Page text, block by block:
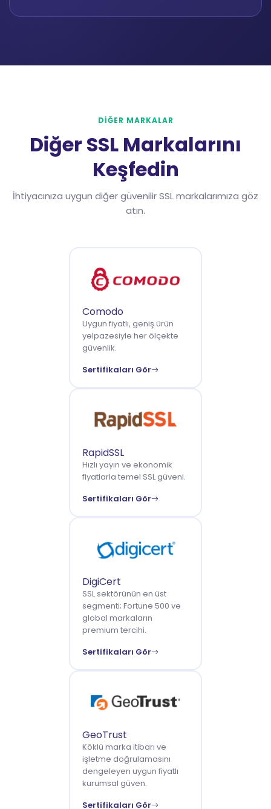
DİĞER MARKALAR
Diğer SSL Markalarını
Keşfedin
İhtiyacınıza uygun diğer güvenilir SSL markalarımıza göz
atın.
Comodo
Uygun fiyatlı, geniş ürün
yelpazesiyle her ölçekte
güvenlik.
Sertifikaları Gör
RapidSSL
Hızlı yayın ve ekonomik
fiyatlarla temel SSL güveni.
Sertifikaları Gör
DigiCert
SSL sektörünün en üst
segmenti; Fortune 500 ve
global markaların
premium tercihi.
Sertifikaları Gör
GeoTrust
Köklü marka itibarı ve
işletme doğrulamasını
dengeleyen uygun fiyatlı
kurumsal güven.
Sertifikaları Gör